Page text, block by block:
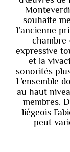
souhaite
l’ancienne
chambre
expressive
et la
sonorités
L’ensemble
au haut
membres.
liégeois
peut